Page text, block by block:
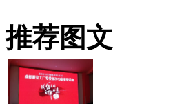
推荐图文